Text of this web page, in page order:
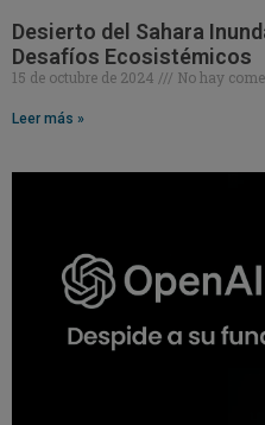
Desierto del Sahara
Desafíos Ecosistémicos
15 de octubre de 2024 No hay
Leer más »